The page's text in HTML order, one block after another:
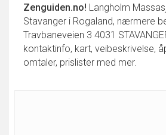
Zenguiden.no! Langholm
Stavanger i Rogaland, nærmere
Travbaneveien 3 4031
kontaktinfo, kart, veibeskrivelse,
omtaler, prislister med mer.